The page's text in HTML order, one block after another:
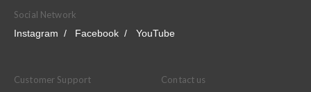
Social Network
Instagram
Facebook YouTube
Customer Support
Contact us